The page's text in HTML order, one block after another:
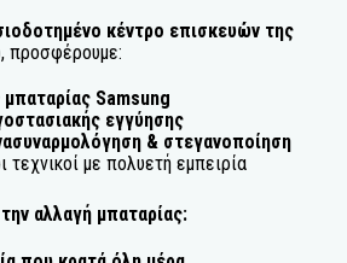
κέντρο επισκευών της
, προσφέρουμε:
μπαταρίας Samsung
εγγύησης
& στεγανοποίηση
τεχνικοί με πολυετή εμπειρία
αλλαγή μπαταρίας: